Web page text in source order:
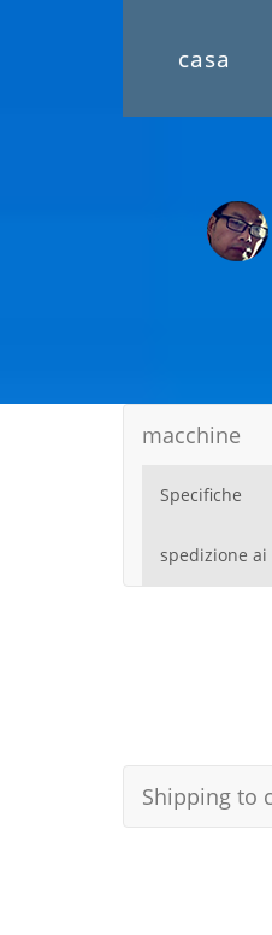
casa
macchine
Specifiche
spedizione
Shipping to